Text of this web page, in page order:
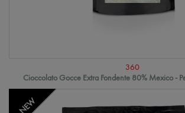
360
Cioccolato Gocce Extra Fondente 80% Mexico -
NEW